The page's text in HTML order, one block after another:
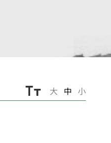
大 中 小